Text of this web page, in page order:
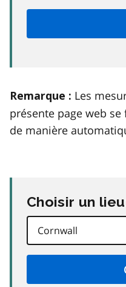
Remarque : Les
présente page web
de manière
Choisir un